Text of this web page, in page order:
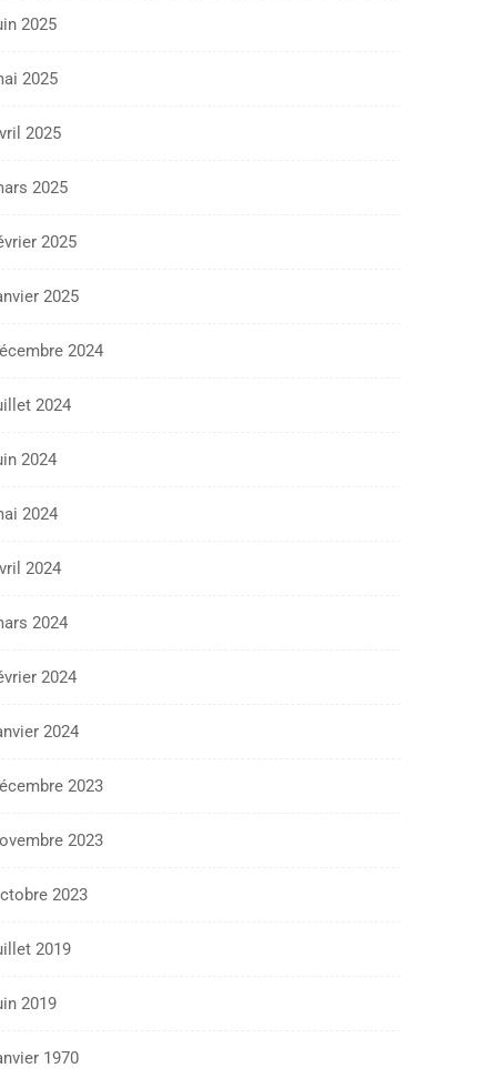
2025
2025
2025
2025
2025
2025
2024
2024
2024
2024
2024
2024
2024
2024
2023
2023
2023
2019
2019
1970